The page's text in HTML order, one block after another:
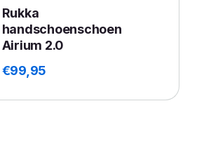
Rukka
handschoenschoen
Airium 2.0
€99,95